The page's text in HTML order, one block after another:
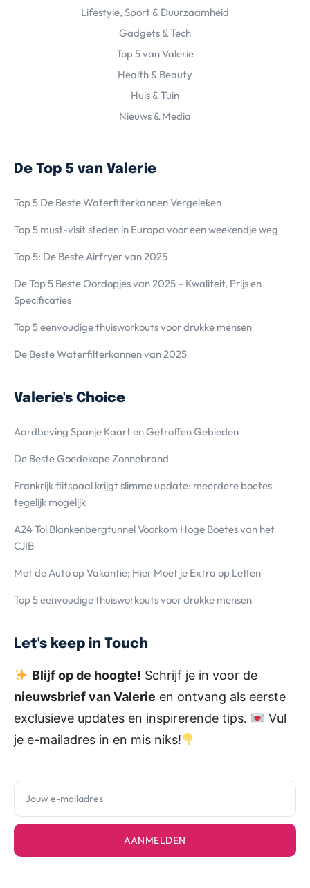
Lifestyle, Sport & Duurzaamheid
Gadgets & Tech
Top 5 van Valerie
Health & Beauty
Huis & Tuin
Nieuws & Media
De Top 5 van Valerie
Top 5 De Beste Waterfilterkannen Vergeleken
Top 5 must-visit steden in Europa voor een weekendje weg
Top 5: De Beste Airfryer van 2025
De Top 5 Beste Oordopjes van 2025 – Kwaliteit, Prijs en
Specificaties
Top 5 eenvoudige thuisworkouts voor drukke mensen
De Beste Waterfilterkannen van 2025
Valerie's Choice
Aardbeving Spanje Kaart en Getroffen Gebieden
De Beste Goedekope Zonnebrand
Frankrijk flitspaal krijgt slimme update: meerdere boetes
tegelijk mogelijk
A24 Tol Blankenbergtunnel Voorkom Hoge Boetes van het
CJIB
Met de Auto op Vakantie; Hier Moet je Extra op Letten
Top 5 eenvoudige thuisworkouts voor drukke mensen
Let's keep in Touch
Blijf op de hoogte! Schrijf je in voor de
nieuwsbrief van Valerie en ontvang als eerste
exclusieve updates en inspirerende tips.
Vul
je e-mailadres in en mis niks!
AANMELDEN